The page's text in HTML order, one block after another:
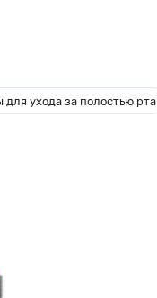
для ухода за полостью рта